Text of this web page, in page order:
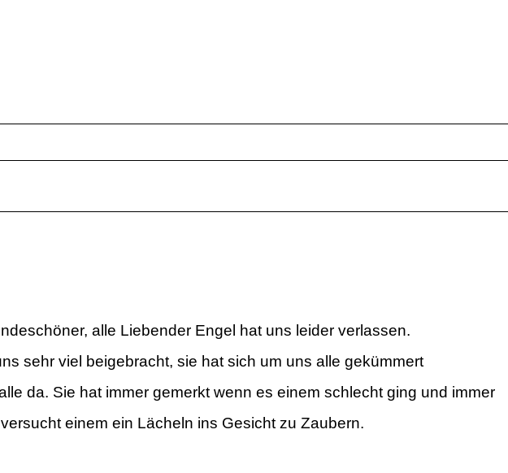
alle Liebender Engel hat uns leider verlassen.
sehr viel beigebracht, sie hat sich um uns alle gekümmert
da. Sie hat immer gemerkt wenn es einem schlecht ging und immer
versucht einem ein Lächeln ins Gesicht zu Zaubern.